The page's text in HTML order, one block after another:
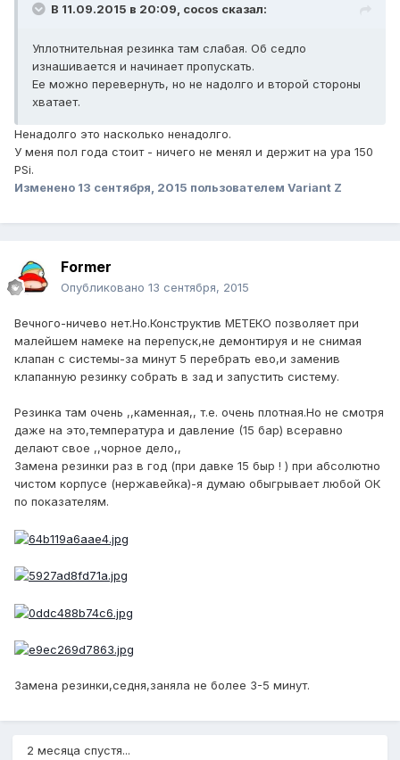
В 11.09.2015 в 20:09, cocos сказал:
Уплотнительная резинка там слабая. Об седло
изнашивается и начинает пропускать.
Ее можно перевернуть, но не надолго и второй стороны
хватает.
Ненадолго это насколько ненадолго.
У меня пол года стоит - ничего не менял и держит на ура 150
PSi.
Изменено 13 сентября, 2015 пользователем Variant Z
Former
Опубликовано 13 сентября, 2015
Вечного-ничево нет.Но.Конструктив МЕТЕКО позволяет при
малейшем намеке на перепуск,не демонтируя и не снимая
клапан с системы-за минут 5 перебрать ево,и заменив
клапанную резинку собрать в зад и запустить систему.
Резинка там очень ,,каменная,, т.е. очень плотная.Но не смотря
даже на это,температура и давление (15 бар) всеравно
делают свое ,,чорное дело,,
Замена резинки раз в год (при давке 15 быр ! ) при абсолютно
чистом корпусе (нержавейка)-я думаю обыгрывает любой ОК
по показателям.
Замена резинки,седня,заняла не более 3-5 минут.
2 месяца спустя...